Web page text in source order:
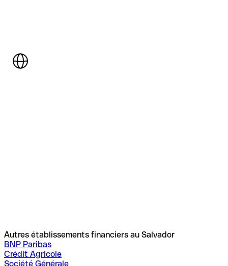
Autres établissements financiers au Salvador
BNP Paribas
Crédit Agricole
Société Générale